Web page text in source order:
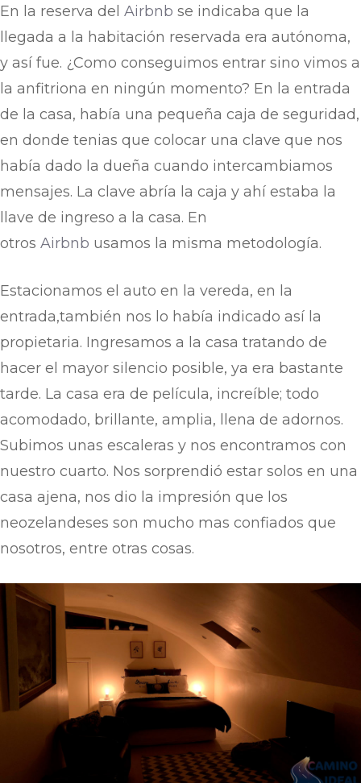
En la reserva del Airbnb se indicaba que la
llegada a la habitación reservada era autónoma,
y así fue. ¿Como conseguimos entrar sino vimos a
la anfitriona en ningún momento? En la entrada
de la casa, había una pequeña caja de seguridad,
en donde tenias que colocar una clave que nos
había dado la dueña cuando intercambiamos
mensajes. La clave abría la caja y ahí estaba la
llave de ingreso a la casa. En
otros Airbnb usamos la misma metodología.
Estacionamos el auto en la vereda, en la
entrada,también nos lo había indicado así la
propietaria. Ingresamos a la casa tratando de
hacer el mayor silencio posible, ya era bastante
tarde. La casa era de película, increíble; todo
acomodado, brillante, amplia, llena de adornos.
Subimos unas escaleras y nos encontramos con
nuestro cuarto. Nos sorprendió estar solos en una
casa ajena, nos dio la impresión que los
neozelandeses son mucho mas confiados que
nosotros, entre otras cosas.